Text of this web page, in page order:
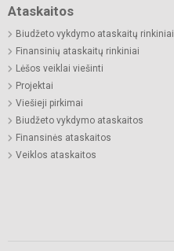
Ataskaitos
Biudžeto vykdymo ataskaitų rinkiniai
Finansinių ataskaitų rinkiniai
Lėšos veiklai viešinti
Projektai
Viešieji pirkimai
Biudžeto vykdymo ataskaitos
Finansinės ataskaitos
Veiklos ataskaitos